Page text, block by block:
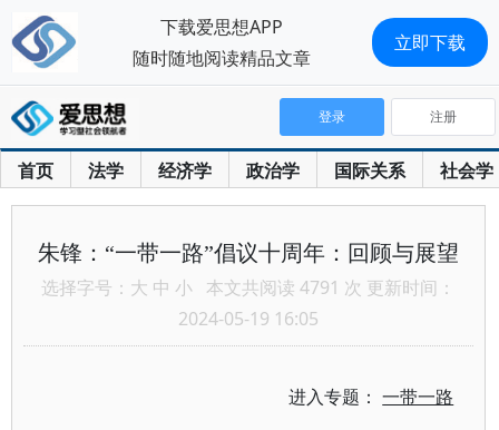
首页 法学 经济学 政治学 国际关系 社会学
登录 注册
朱锋：“一带一路”倡议十周年：回顾与展望
选择字号： 大 中 小 本文共阅读 4791 次 更新时间：
2024-05-19 16:05
进入专题：一带一路
下载爱思想APP
随时随地阅读精品文章
立即下载